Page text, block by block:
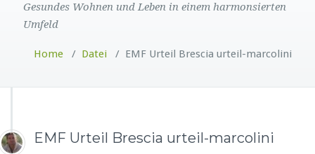
Gesundes Wohnen und Leben in einem harmonsierten
Umfeld
Home / Datei / EMF Urteil Brescia urteil-marcolini
EMF Urteil Brescia urteil-marcolini